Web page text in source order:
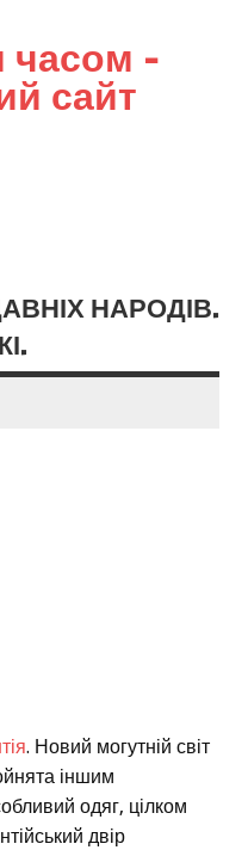
часом –
сайт
НАРОДІВ.
. Новий могутній світ
іншим
одяг, цілком
двір